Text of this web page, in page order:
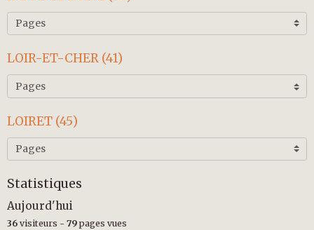
LOIR-ET-CHER (41)
LOIRET (45)
Statistiques
Aujourd'hui
36 visiteurs - 79 pages vues